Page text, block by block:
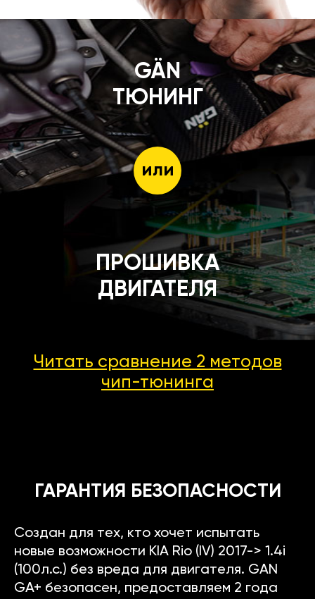
GÄN
ТЮНИНГ
или
ПРОШИВКА
ДВИГАТЕЛЯ
Читать сравнение 2 методов
чип-тюнинга
ГАРАНТИЯ БЕЗОПАСНОСТИ
Создан для тех, кто хочет испытать
новые возможности KIA Rio (IV) 2017-> 1.4i
(100л.с.) без вреда для двигателя. GAN
GA+ безопасен, предоставляем 2 года